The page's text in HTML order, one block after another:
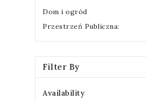
Dom i ogród
Przestrzeń Publiczna:
Filter By
Availability